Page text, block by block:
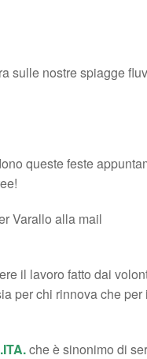
sulle nostre spiagge
queste feste
Varallo alla mail
il lavoro fatto dai
per chi rinnova che per i
che è sinonimo di